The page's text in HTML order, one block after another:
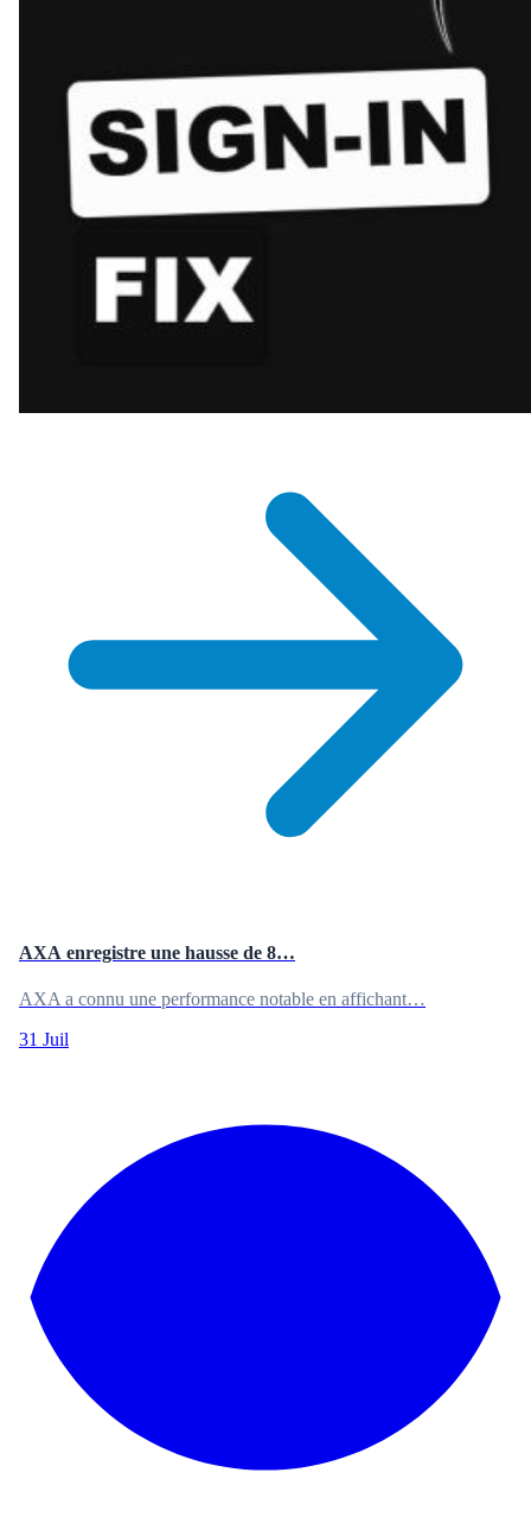
AXA enregistre une hausse de 8…
AXA a connu une performance notable en affichant…
31 Juil